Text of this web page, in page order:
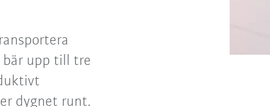
bär upp till tre
dygnet runt.